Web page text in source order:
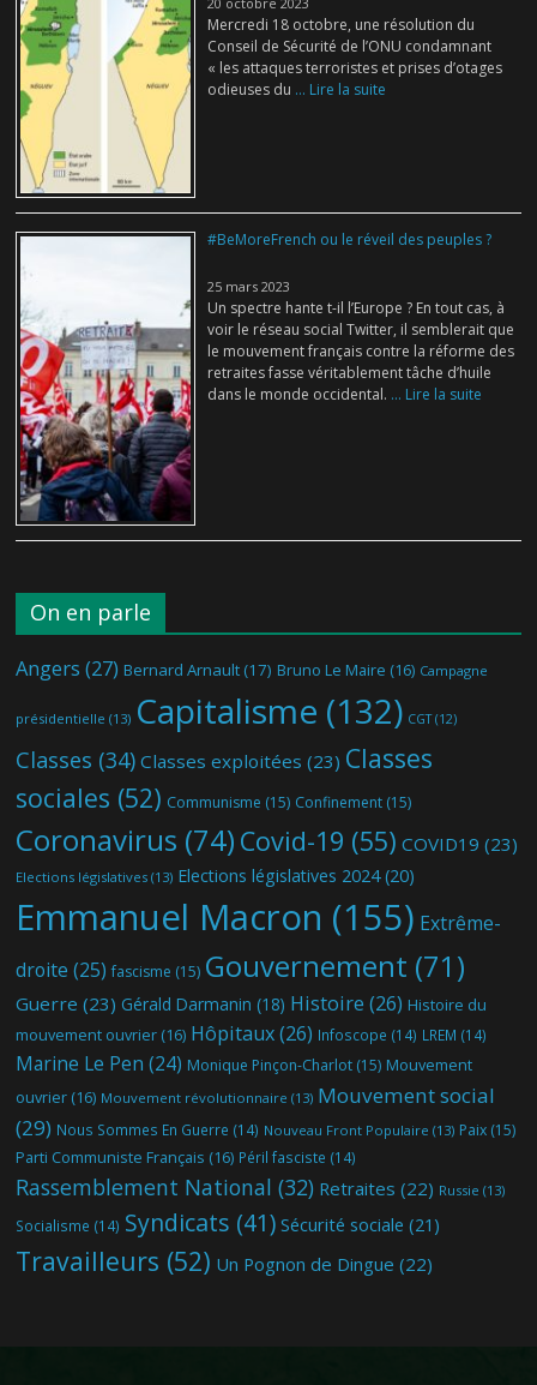
Mercredi 18 octobre, une résolution du
Conseil de Sécurité de l’ONU condamnant
« les attaques terroristes et prises d’otages
odieuses du ... Lire la suite
#BeMoreFrench ou le réveil des peuples ?
25 mars 2023
Un spectre hante t-il l’Europe ? En tout cas, à
voir le réseau social Twitter, il semblerait que
le mouvement français contre la réforme des
retraites fasse véritablement tâche d’huile
dans le monde occidental. ... Lire la suite
On en parle
Angers (27) Bernard Arnault (17) Bruno Le Maire (16) Campagne
présidentielle (13) Capitalisme (132) CGT(12)
Classes (34) Classes exploitées (23) Classes
sociales (52) Communisme (15) Confinement (15)
Coronavirus (74) Covid-19 (55) COVID19 (23)
Elections législatives (13) Elections législatives 2024(20)
Emmanuel Macron (155) Extrême-
droite (25) fascisme (15) Gouvernement (71)
Guerre (23) Gérald Darmanin (18) Histoire (26) Histoire du
mouvement ouvrier (16) Hôpitaux(26) Infoscope (14) LREM (14)
Marine Le Pen (24) Monique Pinçon-Charlot (15) Mouvement
ouvrier (16) Mouvement révolutionnaire (13) Mouvement social
(29) Nous Sommes En Guerre (14) Nouveau Front Populaire (13) Paix (15)
Parti Communiste Français (16) Péril fasciste (14)
Rassemblement National (32) Retraites (22) Russie (13)
Socialisme (14) Syndicats (41) Sécurité sociale (21)
Travailleurs (52) Un Pognon de Dingue (22)